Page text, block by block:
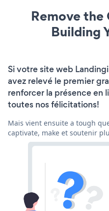
Remove the
Building
Si votre site web
avez relevé le premier
renforcer la présence en
toutes nos félicitations!
Mais vient ensuite a tough
captivate, make et soutenir